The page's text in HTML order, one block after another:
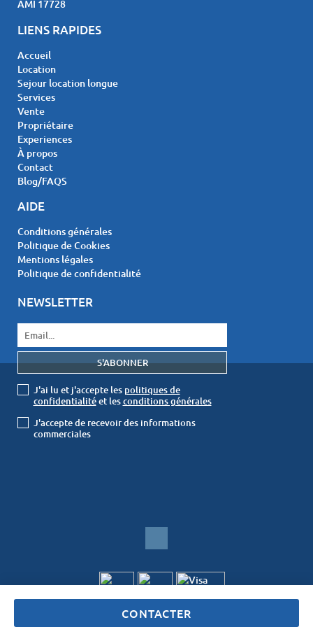
CONTACTER
AMI 17728
LIENS RAPIDES
Accueil
Location
Sejour location longue
Services
Vente
Propriétaire
Experiences
À propos
Contact
Blog/FAQS
AIDE
Conditions générales
Politique de Cookies
Mentions légales
Politique de confidentialité
NEWSLETTER
J'ai lu et j'accepte les politiques de
confidentialitéet lesconditions générales
J'accepte de recevoir des informations
commerciales
Gestion location saisonniere Avantio